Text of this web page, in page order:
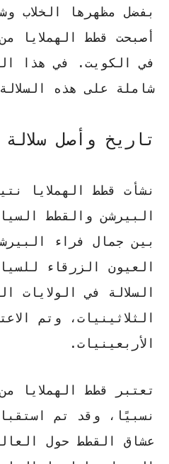
بفضل مظهرها الخلاب
أصبحت
قطط الهملايا
في الكويت. في هذا
شاملة على هذه
تاريخ وأصل سلالة
نشأت قطط الهملايا
البيرشن والقطط
بين جمال فراء
العيون الزرقاء
السلالة في الولايات
الثلاثينيات، وتم
الأربعينيات.
تعتبر قطط الهملايا
نسبيًا، وقد تم
عشاق القطط حول